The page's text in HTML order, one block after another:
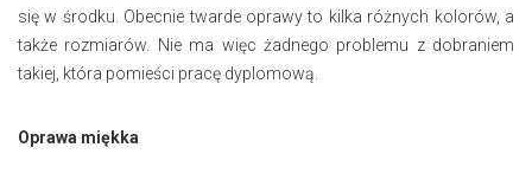
się w środku. Obecnie twarde oprawy to kilka różnych kolorów, a
także rozmiarów. Nie ma więc żadnego problemu z dobraniem
takiej, która pomieści pracę dyplomową.
Oprawa miękka